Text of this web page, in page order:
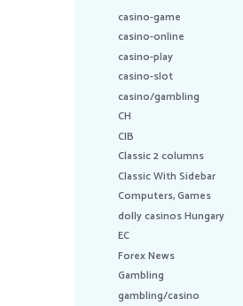
casino-game
casino-online
casino-play
casino-slot
casino/gambling
CH
CIB
Classic 2 columns
Classic With Sidebar
Computers, Games
dolly casinos Hungary
EC
Forex News
Gambling
gambling/casino